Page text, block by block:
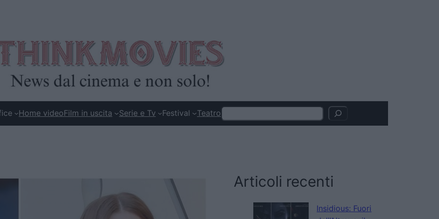
Home videoFilm in uscita Serie e Tv Festival TeatroSearch
Articoli recenti
Insidious: Fuori